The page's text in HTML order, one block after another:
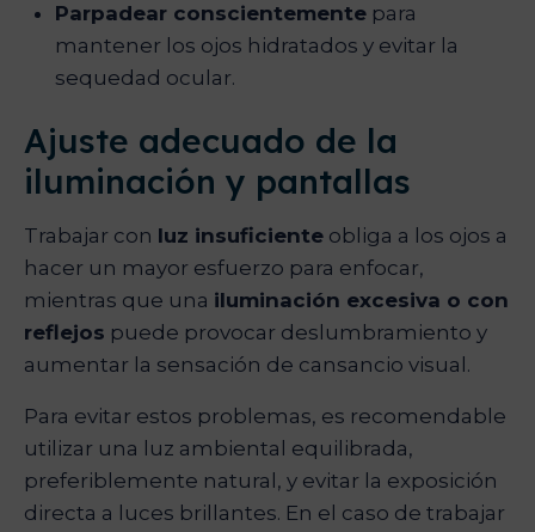
Parpadear conscientementepara
mantener los ojos hidratados y evitar la
sequedad ocular.
Ajuste adecuado de la
iluminación y pantallas
Trabajar con luz insuficiente obliga a los ojos a
hacer un mayor esfuerzo para enfocar,
mientras que una iluminación excesiva o con
reflejos puede provocar deslumbramiento y
aumentar la sensación de cansancio visual.
Para evitar estos problemas, es recomendable
utilizar una luz ambiental equilibrada,
preferiblemente natural, y evitar la exposición
directa a luces brillantes. En el caso de trabajar